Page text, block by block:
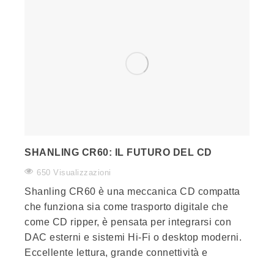
SHANLING CR60: IL FUTURO DEL CD
650 Visualizzazioni
Shanling CR60 è una meccanica CD compatta
che funziona sia come trasporto digitale che
come CD ripper, è pensata per integrarsi con
DAC esterni e sistemi Hi-Fi o desktop moderni.
Eccellente lettura, grande connettività e